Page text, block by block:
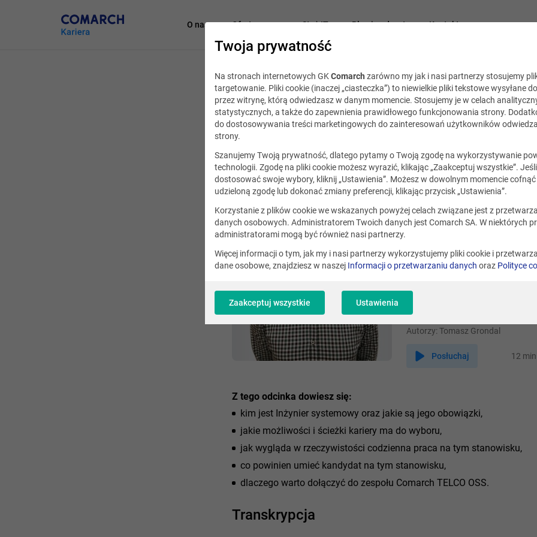
O nas Oferty pracy Staż IT Blog i podcast Kontakt
Podcasts Comarch Careers 21 kwietnia 2021
Comarch Careers: Inżynier
W najnowszym odcinku
Grondal opowie o pracy
systemowego. Słuchając
Was na tym stanowisku, jakie
wymagania stawiamy
zawodową związać z Comarch.
Autorzy: Tomasz Grondal
Posłuchaj 12 min
Z tego odcinka dowiesz się:
kim jest Inżynier systemowy oraz jakie są jego obowiązki,
jakie możliwości i ścieżki kariery ma do wyboru,
jak wygląda w rzeczywistości codzienna praca na tym stanowisku,
co powinien umieć kandydat na tym stanowisku,
dlaczego warto dołączyć do zespołu Comarch TELCO OSS.
Transkrypcja
Twoja prywatność
Na stronach internetowych GKComarch zarówno my jak i nasi partnerzy stosujemy
targetowanie. Pliki cookie (inaczej „ciasteczka”) to niewielkie pliki tekstowe wysyłane
przez witrynę, którą odwiedzasz w danym momencie. Stosujemy je w celach
statystycznych, a także do zapewnienia prawidłowego funkcjonowania strony.
do dostosowywania treści marketingowych do zainteresowań użytkowników
strony.
Szanujemy Twoją prywatność, dlatego pytamy o Twoją zgodę na wykorzystywanie
technologii. Zgodę na pliki cookie możesz wyrazić, klikając „Zaakceptuj wszystkie”.
dostosować swoje wybory, kliknij „Ustawienia”. Możesz w dowolnym momencie
udzieloną zgodę lub dokonać zmiany preferencji, klikając przycisk „Ustawienia”.
Korzystanie z plików cookie we wskazanych powyżej celach związane jest z
danych osobowych. Administratorem Twoich danych jest Comarch SA. W niektórych
administratorami mogą być również nasi partnerzy.
Więcej informacji o tym, jak my i nasi partnerzy wykorzystujemy pliki cookie i
dane osobowe, znajdziesz w naszej Informacji o przetwarzaniu danych oraz Polityce
Zaakceptuj wszystkie Ustawienia